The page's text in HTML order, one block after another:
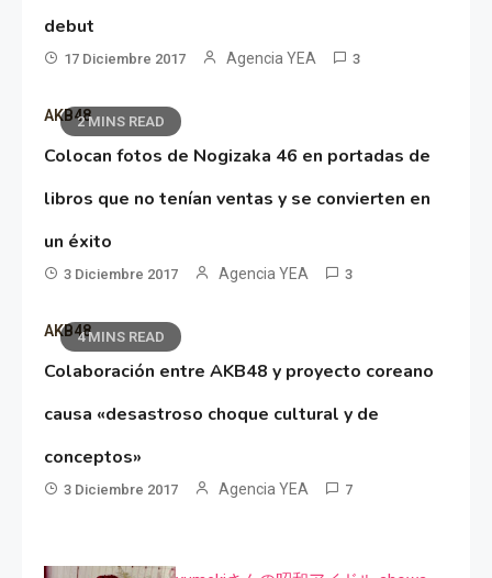
debut
17 Diciembre 2017 Agencia YEA 3
2 MINS READ
AKB48
Colocan fotos de Nogizaka 46 en portadas de
libros que no tenían ventas y se convierten en
un éxito
3 Diciembre 2017 Agencia YEA 3
4 MINS READ
AKB48
Colaboración entre AKB48 y proyecto coreano
causa «desastroso choque cultural y de
conceptos»
3 Diciembre 2017 Agencia YEA 7